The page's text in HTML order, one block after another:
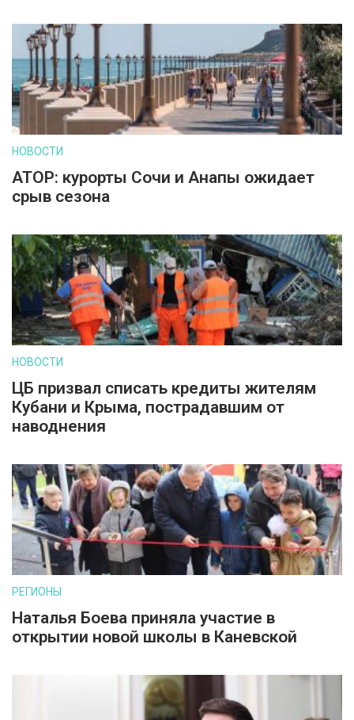
НОВОСТИ
АТОР: курорты Сочи и Анапы ожидает
срыв сезона
НОВОСТИ
ЦБ призвал списать кредиты жителям
Кубани и Крыма, пострадавшим от
наводнения
РЕГИОНЫ
Наталья Боева приняла участие в
открытии новой школы в Каневской